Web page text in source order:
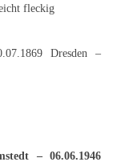
fleckig
Dresden –
– 06.06.1946